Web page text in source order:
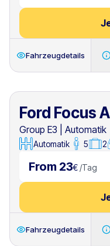
Fahrzeugdetails
Ford Focus
Group E3
Automatik
Automatik 5 2
From 23€ /Tag
Fahrzeugdetails